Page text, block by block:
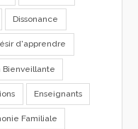
Dissonance
d'apprendre
Bienveillante
Enseignants
Familiale